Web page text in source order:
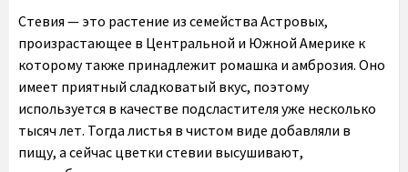
Стевия — это растение из семейства Астровых,
произрастающее в Центральной и Южной Америке к
которому также принадлежит ромашка и амброзия. Оно
имеет приятный сладковатый вкус, поэтому
используется в качестве подсластителя уже несколько
тысяч лет. Тогда листья в чистом виде добавляли в
пищу, а сейчас цветки стевии высушивают,